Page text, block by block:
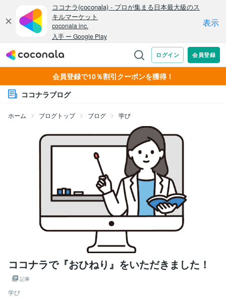
会員登録で10％割引クーポンを獲得！
ココナラブログ
ホーム ブログトップ ブログ 学び
ココナラで『おひねり』をいただきました！
記事
学び